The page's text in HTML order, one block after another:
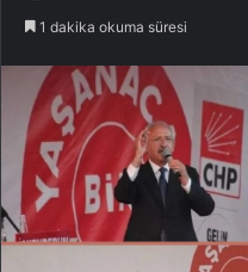
1 dakika okuma süresi